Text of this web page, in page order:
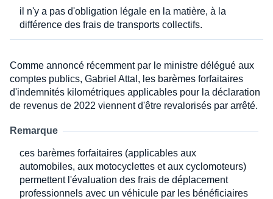
il n'y a pas d'obligation légale en la matière, à la
différence des frais de transports collectifs.
Comme annoncé récemment par le ministre délégué aux
comptes publics, Gabriel Attal, les barèmes forfaitaires
d'indemnités kilométriques applicables pour la déclaration
de revenus de 2022 viennent d'être revalorisés par arrêté.
Remarque
ces barèmes forfaitaires (applicables aux
automobiles, aux motocyclettes et aux cyclomoteurs)
permettent l'évaluation des frais de déplacement
professionnels avec un véhicule par les bénéficiaires